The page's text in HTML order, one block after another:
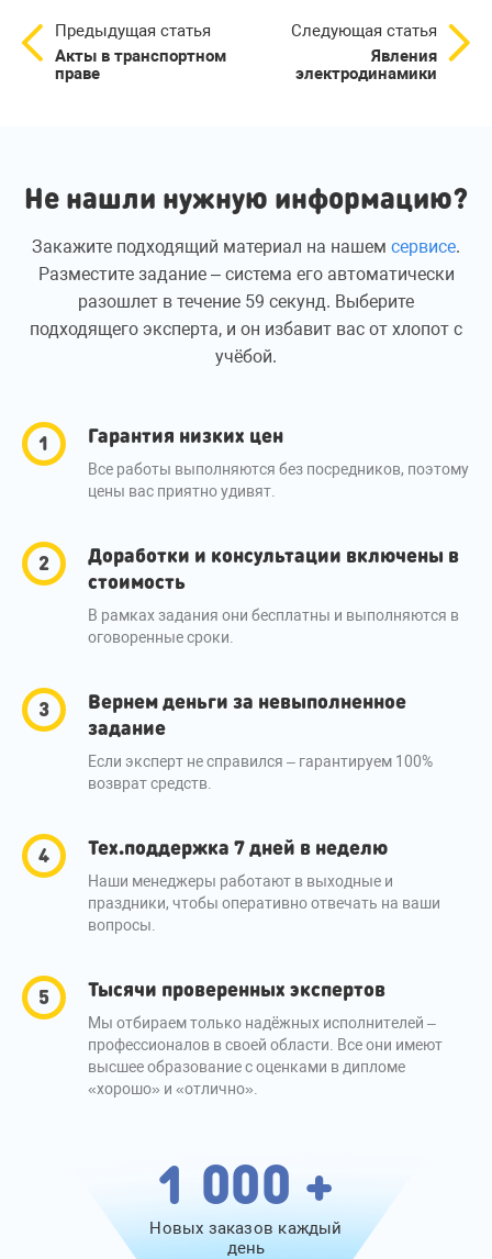
Предыдущая статья
Акты в транспортном
праве
Следующая статья
Явления
электродинамики
Не нашли нужную информацию?
Закажите подходящий материал на нашем сервисе.
Разместите задание – система его автоматически
разошлет в течение 59 секунд. Выберите
подходящего эксперта, и он избавит вас от хлопот с
учёбой.
Гарантия низких цен
Все работы выполняются без посредников, поэтому
цены вас приятно удивят.
Доработки и консультации включены в
стоимость
В рамках задания они бесплатны и выполняются в
оговоренные сроки.
Вернем деньги за невыполненное
задание
Если эксперт не справился – гарантируем 100%
возврат средств.
Тех.поддержка 7 дней в неделю
Наши менеджеры работают в выходные и
праздники, чтобы оперативно отвечать на ваши
вопросы.
Тысячи проверенных экспертов
Мы отбираем только надёжных исполнителей –
профессионалов в своей области. Все они имеют
высшее образование с оценками в дипломе
«хорошо» и «отлично».
1 000 +
Новых заказов каждый
день